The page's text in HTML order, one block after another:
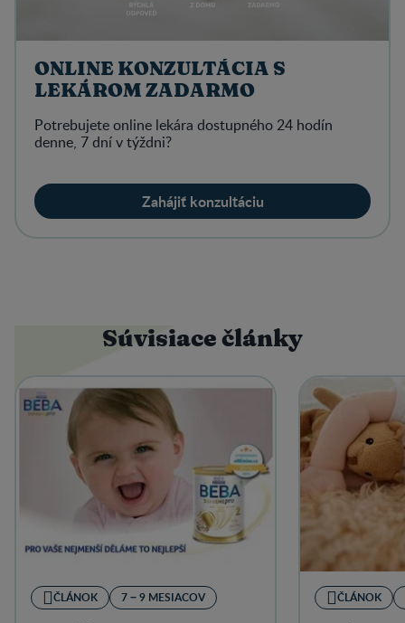
ONLINE KONZULTÁCIA S
LEKÁROM ZADARMO
Potrebujete online lekára dostupného 24 hodín
denne, 7 dní v týždni?
Zahájiť konzultáciu
Súvisiace články
ČLÁNOK 7 − 9 MESIACOV ČLÁNOK